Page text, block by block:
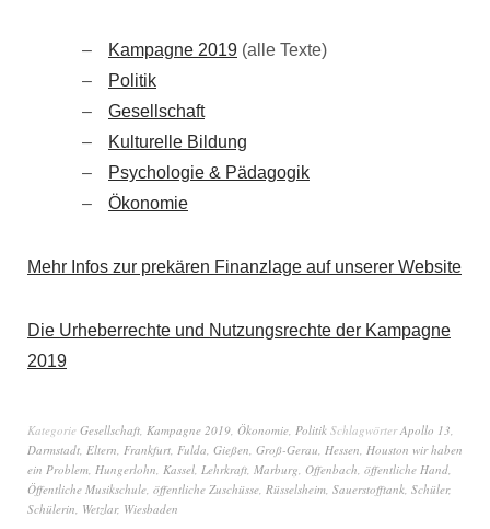
Kampagne 2019 (alle Texte)
Politik
Gesellschaft
Kulturelle Bildung
Psychologie & Pädagogik
Ökonomie
Mehr Infos zur prekären Finanzlage auf unserer Website
Die Urheberrechte und Nutzungsrechte der Kampagne
2019
Kategorie Gesellschaft, Kampagne 2019, Ökonomie, Politik SchlagwörterApollo 13,
Darmstadt, Eltern, Frankfurt, Fulda, Gießen, Groß-Gerau, Hessen, Houston wir haben
ein Problem, Hungerlohn, Kassel, Lehrkraft, Marburg, Offenbach, öffentliche Hand,
Öffentliche Musikschule, öffentliche Zuschüsse, Rüsselsheim, Sauerstofftank, Schüler,
Schülerin, Wetzlar, Wiesbaden